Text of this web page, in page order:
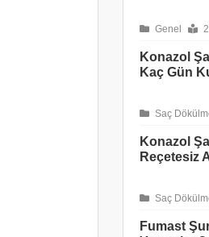
Genel
Konazol
Kaç Gün
Saç
Konazol
Reçetesiz
Saç
Fumast